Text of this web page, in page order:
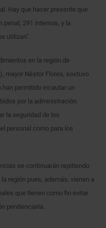
Hay que hacer presente que
penal, 291 internos, y la
utilizan”.
en la región de
mayor Néstor Flores, sostuvo
han permitido incautar un
por la administración
la seguridad de los
personal como para los
se continuarán repitiendo
región pues, además, vienen a
que tienen como fin evitar
penitenciaria.